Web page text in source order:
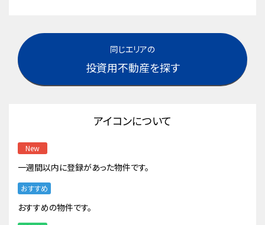
同じエリアの
投資用不動産を探す
アイコンについて
New
一週間以内に登録があった物件です。
おすすめ
おすすめの物件です。